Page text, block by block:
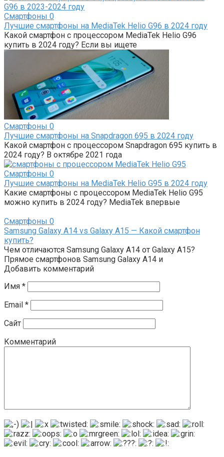
Смартфоны 0
Лучшие смартфоны на MediaTek Helio G96 в 2024 году
Какой смартфон с процессором MediaTek Helio G96
купить в 2024 году? Если вы ищете
Смартфоны 0
Лучшие смартфоны на Snapdragon 695 в 2024 году
Какой смартфон с процессором Snapdragon 695 купить в
2024 году? В октябре 2021 года
Смартфоны 0
Лучшие смартфоны на MediaTek Helio G95 в 2024 году
Какие смартфоны с процессором MediaTek Helio G95
можно купить в 2024 году? MediaTek впервые
Смартфоны 0
Samsung Galaxy A14 vs Galaxy A15 — Какой смартфон
купить?
Чем отличаются Samsung Galaxy A14 от Galaxy A15?
Прямое смартфонов Samsung Galaxy A14 и
Добавить комментарий
Имя *
Email *
Сайт
Комментарий